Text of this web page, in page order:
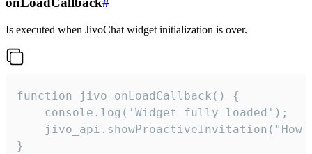
Is executed when JivoChat widget initialization is over.
function jivo_onLoadCallback() {
    console.log('Widget fully loaded');
jivo_api.showProactiveInvitation("How
}